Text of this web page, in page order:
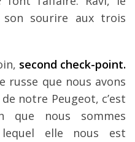
sourire aux trois
second check-point.
russe que nous avons
notre Peugeot, c’est
que nous sommes
elle nous est